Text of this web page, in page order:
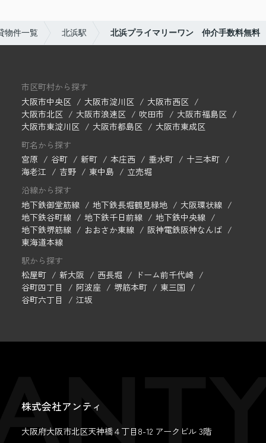
物件一覧 北浜駅 北浜プライマリーワン 仲介手数料無料
市区町村から探す
大阪市中央区
大阪市淀川区
大阪市西区
大阪市北区
大阪市浪速区 吹田市
大阪市福島区
大阪市東淀川区
大阪市都島区
大阪市東成区
町名から探す
宮原
谷町 新町 本庄西 垂水町
十三本町
海老江
吉野 東中島
立売堀
沿線から探す
地下鉄御堂筋線
地下鉄長堀鶴見緑地
大阪環状線
地下鉄谷町線
地下鉄千日前線
地下鉄中央線
地下鉄堺筋線
おおさか東線
阪神電鉄阪神なんば
東海道本線
駅から探す
松屋町
新大阪 西長堀
ドーム前千代崎
谷町四丁目
阿波座 堺筋本町
東三国
谷町六丁目
江坂
株式会社アンティ
大阪府大阪市北区天神橋４丁目8-12 アークビル 3階